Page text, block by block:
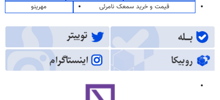
قیمت و خرید سمعک نامرئی
مهرینو